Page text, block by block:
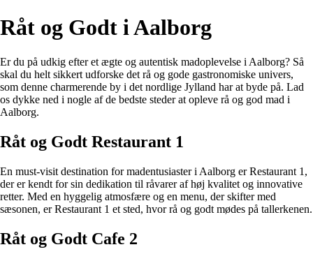
Råt og Godt i Aalborg
Er du på udkig efter et ægte og autentisk madoplevelse i Aalborg? Så
skal du helt sikkert udforske det rå og gode gastronomiske univers,
som denne charmerende by i det nordlige Jylland har at byde på. Lad
os dykke ned i nogle af de bedste steder at opleve rå og god mad i
Aalborg.
Råt og Godt Restaurant 1
En must-visit destination for madentusiaster i Aalborg er Restaurant 1,
der er kendt for sin dedikation til råvarer af høj kvalitet og innovative
retter. Med en hyggelig atmosfære og en menu, der skifter med
sæsonen, er Restaurant 1 et sted, hvor rå og godt mødes på tallerkenen.
Råt og Godt Cafe 2